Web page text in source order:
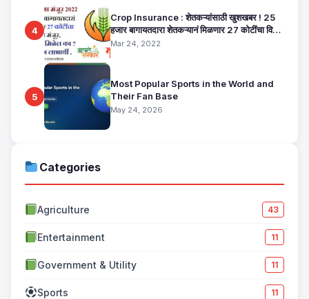
4
Crop Insurance : शेतकऱ्यांसाठी खुशखबर ! 25
हजार बागायतदारा शेतकऱ्यानं मिळणार 27 कोटींचा विमा
मंजूर, कसा तो वाचा सविस्तर
Mar 24, 2022
5
Most Popular Sports in the World and
Their Fan Base
May 24, 2026
Categories
Agriculture 43
Entertainment 11
Government & Utility 11
Sports 11